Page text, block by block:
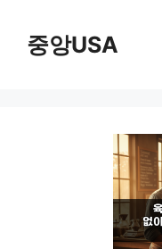
중앙USA